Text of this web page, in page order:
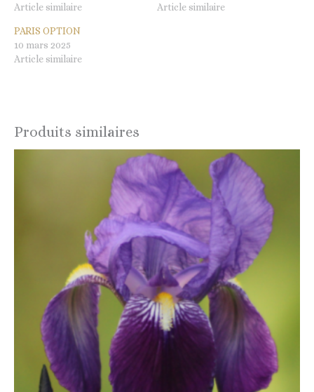
Article similaire
Article similaire
PARIS OPTION
10 mars 2025
Article similaire
Produits similaires